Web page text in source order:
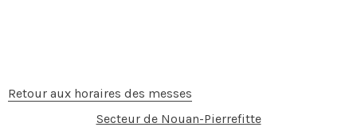
Retour aux horaires des messes
Secteur de Nouan-Pierrefitte